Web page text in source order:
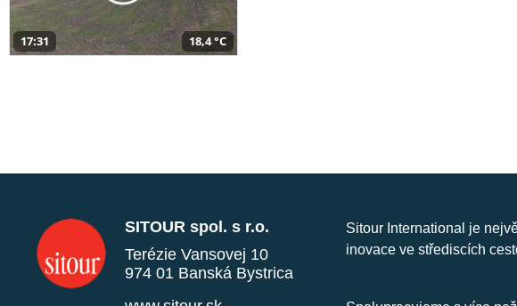
17:31 18,4 °C
SITOUR spol. s r.o.
Terézie Vansovej 10
974 01 Banská Bystrica
Sitour International je
inovace ve střediscích